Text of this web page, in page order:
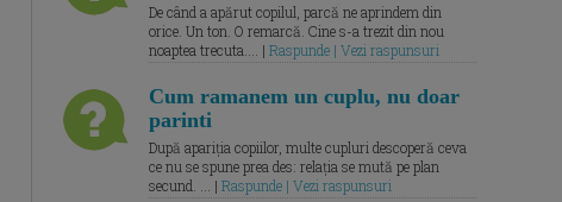
De când a apărut copilul, parcă ne aprindem din
orice. Un ton. O remarcă. Cine s-a trezit din nou
noaptea trecuta.... | Raspunde | Vezi raspunsuri
Cum ramanem un cuplu, nu doar
parinti
După apariția copiilor, multe cupluri descoperă ceva
ce nu se spune prea des: relația se mută pe plan
secund. ... | Raspunde | Vezi raspunsuri